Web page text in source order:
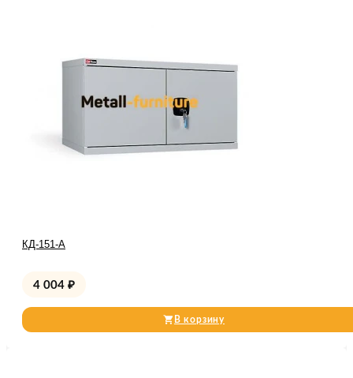
КД-151-А
4 004 ₽
В корзину